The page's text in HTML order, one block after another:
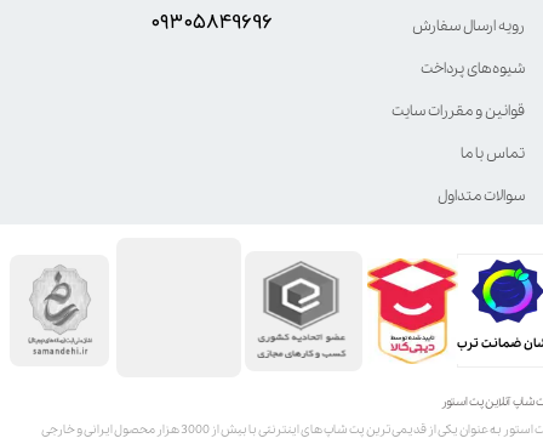
شاپ آنلاین پت استور
پت استور به عنوان یکی از قدیمی‌ترین پت شاپ های اینترنتی با بیش از 3000 هزار محصول ایرانی و خارجی
ضمانت ترب
رویه ارسال سفارش
شیوه‌های پرداخت
قوانین و مقررات سایت
تماس با ما
سوالات متداول
۰۹۳۰۵8۴9696